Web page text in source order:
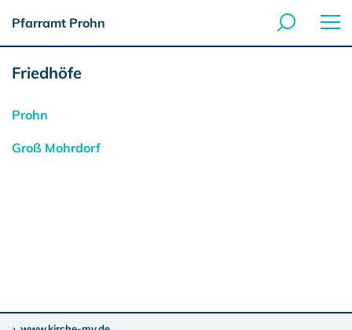
Pfarramt Prohn
Friedhöfe
Prohn
Groß Mohrdorf